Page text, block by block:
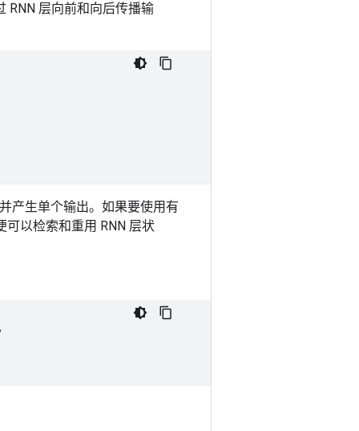
RNN 层向前和向后传播输
产生单个输出。如果要使用有
可以检索和重用 RNN 层状